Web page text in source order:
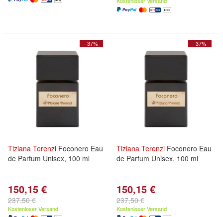
- 37%
Tiziana Terenzi Foconero Eau
de Parfum Unisex, 100 ml
150,15 €
237,50 €
Kostenloser Versand
- 37%
Tiziana Terenzi Foconero Eau
de Parfum Unisex, 100 ml
150,15 €
237,50 €
Kostenloser Versand